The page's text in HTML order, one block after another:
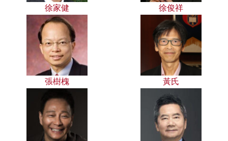
徐家健 徐俊祥
張樹槐 黃氏